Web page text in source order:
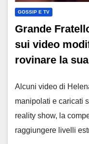
GOSSIP E TV
Grande
sui video
rovinare la
Alcuni video di
manipolati e caricati
reality show, la
raggiungere livelli